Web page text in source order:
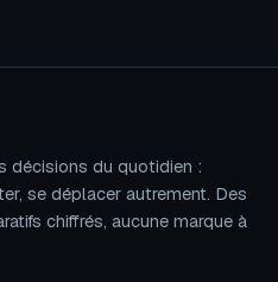
l’essence
décisions du quotidien :
se déplacer autrement. Des
chiffrés, aucune marque à